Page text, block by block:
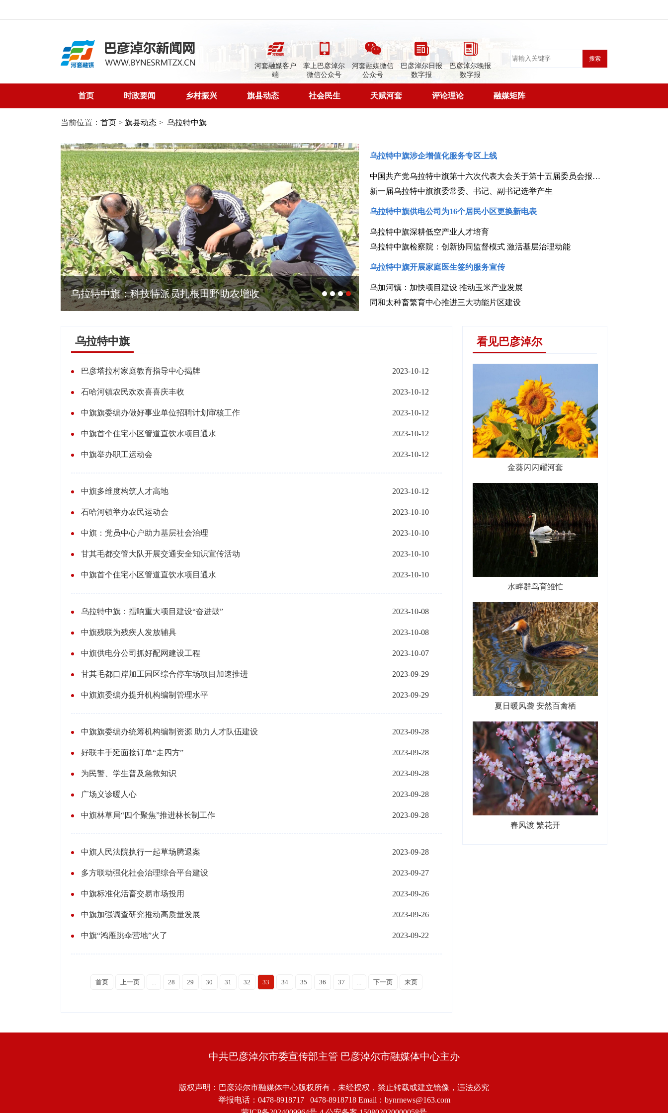
河套融媒客户
端
掌上巴彦淖尔
微信公众号
河套融媒微信
公众号
巴彦淖尔日报
数字报
巴彦淖尔晚报
数字报
搜索
首页 时政要闻 乡村振兴 旗县动态 社会民生 天赋河套 评论理论 融媒矩阵
当前位置： 首页 > 旗县动态 > 乌拉特中旗
乌拉特中旗：科技特派员扎根田野助农增收 多彩课堂解锁孩子缤纷暑假
乌拉特中旗涉企增值化服务专区上线
中国共产党乌拉特中旗第十六次代表大会关于第十五届委员会报告的决议（2026年7月29日中国共产党乌拉特中旗第十六次代表大会通过）
新一届乌拉特中旗旗委常委、书记、副书记选举产生
乌拉特中旗供电公司为16个居民小区更换新电表
乌拉特中旗深耕低空产业人才培育
乌拉特中旗检察院：创新协同监督模式 激活基层治理动能
乌拉特中旗开展家庭医生签约服务宣传
乌加河镇：加快项目建设 推动玉米产业发展
同和太种畜繁育中心推进三大功能片区建设
乌拉特中旗
巴彦塔拉村家庭教育指导中心揭牌 2023-10-12
石哈河镇农民欢欢喜喜庆丰收 2023-10-12
中旗旗委编办做好事业单位招聘计划审核工作 2023-10-12
中旗首个住宅小区管道直饮水项目通水 2023-10-12
中旗举办职工运动会 2023-10-12
中旗多维度构筑人才高地 2023-10-12
石哈河镇举办农民运动会 2023-10-10
中旗：党员中心户助力基层社会治理 2023-10-10
甘其毛都交管大队开展交通安全知识宣传活动 2023-10-10
中旗首个住宅小区管道直饮水项目通水 2023-10-10
乌拉特中旗：擂响重大项目建设“奋进鼓” 2023-10-08
中旗残联为残疾人发放辅具 2023-10-08
中旗供电分公司抓好配网建设工程 2023-10-07
甘其毛都口岸加工园区综合停车场项目加速推进 2023-09-29
中旗旗委编办提升机构编制管理水平 2023-09-29
中旗旗委编办统筹机构编制资源 助力人才队伍建设 2023-09-28
好联丰手延面接订单“走四方” 2023-09-28
为民警、学生普及急救知识 2023-09-28
广场义诊暖人心 2023-09-28
中旗林草局“四个聚焦”推进林长制工作 2023-09-28
中旗人民法院执行一起草场腾退案 2023-09-28
多方联动强化社会治理综合平台建设 2023-09-27
中旗标准化活畜交易市场投用 2023-09-26
中旗加强调查研究推动高质量发展 2023-09-26
中旗“鸿雁跳伞营地”火了 2023-09-22
首页 上一页 ... 28 29 30 31 32 33 34 35 36 37 ... 下一页 末页
看见巴彦淖尔
金葵闪闪耀河套
水畔群鸟育雏忙
夏日暖风袭 安然百禽栖
春风渡 繁花开
中共巴彦淖尔市委宣传部主管 巴彦淖尔市融媒体中心主办
版权声明：巴彦淖尔市融媒体中心版权所有，未经授权，禁止转载或建立镜像，违法必究
举报电话：0478-8918717 0478-8918718 Email：bynrnews@163.com